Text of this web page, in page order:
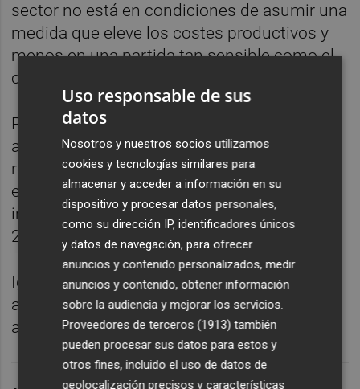
sector no está en condiciones de asumir una
medida que eleve los costes productivos y
menos en una partida tan sensible como el
combustible.
Por el contrario, reclaman mejoras en este
acuerdo y piden aumentar la retribución que
reciben por cada 1.000 litros hasta los 75,71
euros para aplicar al gasóleo agrícola el tipo
impositivo mínimo que permite la Directiva
2003/96/CE.
Igualmente, piden que a los combustibles
agrícolas se aplique el IVA de tipo reducido,
al igual que al resto de bienes y servicios.
Uso responsable de sus
datos
Nosotros y nuestros socios utilizamos
cookies y tecnologías similares para
almacenar y acceder a información en su
dispositivo y procesar datos personales,
como su dirección IP, identificadores únicos
y datos de navegación, para ofrecer
anuncios y contenido personalizados, medir
anuncios y contenido, obtener información
sobre la audiencia y mejorar los servicios.
Proveedores de terceros (1913) también
pueden procesar sus datos para estos y
otros fines, incluido el uso de datos de
geolocalización precisos y características